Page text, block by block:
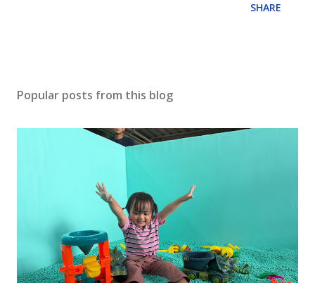
SHARE
Popular posts from this blog